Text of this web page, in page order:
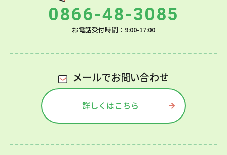
0866-48-3085
お電話受付時間：9:00-17:00
メールでお問い合わせ
詳しくはこちら